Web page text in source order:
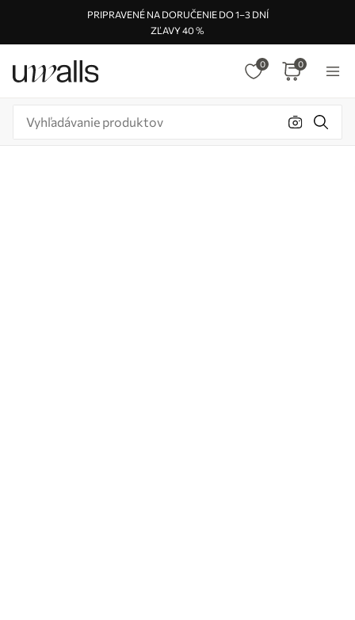
PRIPRAVENÉ NA DORUČENIE DO 1–3 DNÍ
ZĽAVY 40 %
0 0